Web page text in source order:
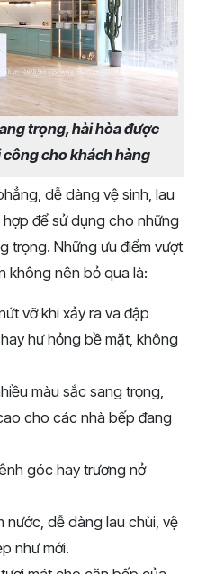
trọng, hài hòa được
công cho khách hàng
dễ dàng vệ sinh, lau
để sử dụng cho những
trọng. Những ưu điểm vượt
không nên bỏ qua là:
vỡ khi xảy ra va đập
hư hỏng bề mặt, không
màu sắc sang trọng,
cho các nhà bếp đang
góc hay trương nở
nước, dễ dàng lau chùi, vệ
như mới.